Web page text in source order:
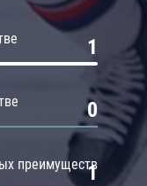
1
0
преимуществ
1